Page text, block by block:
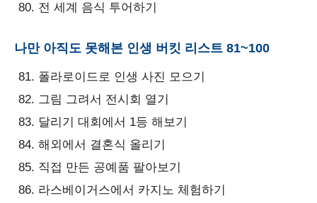
전 세계 음식 투어하기
나만 아직도 못해본 인생 버킷 리스트 81~100
폴라로이드로 인생 사진 모으기
그림 그려서 전시회 열기
달리기 대회에서 1등 해보기
해외에서 결혼식 올리기
직접 만든 공예품 팔아보기
라스베이거스에서 카지노 체험하기